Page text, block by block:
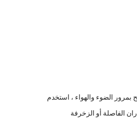
بمرور الضوء والهواء ، استخدم
الفاصلة أو الزخرفة